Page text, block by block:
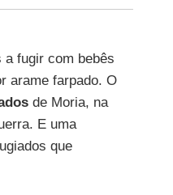
a fugir com bebês
arame farpado. O
de Moria, na
E uma
que